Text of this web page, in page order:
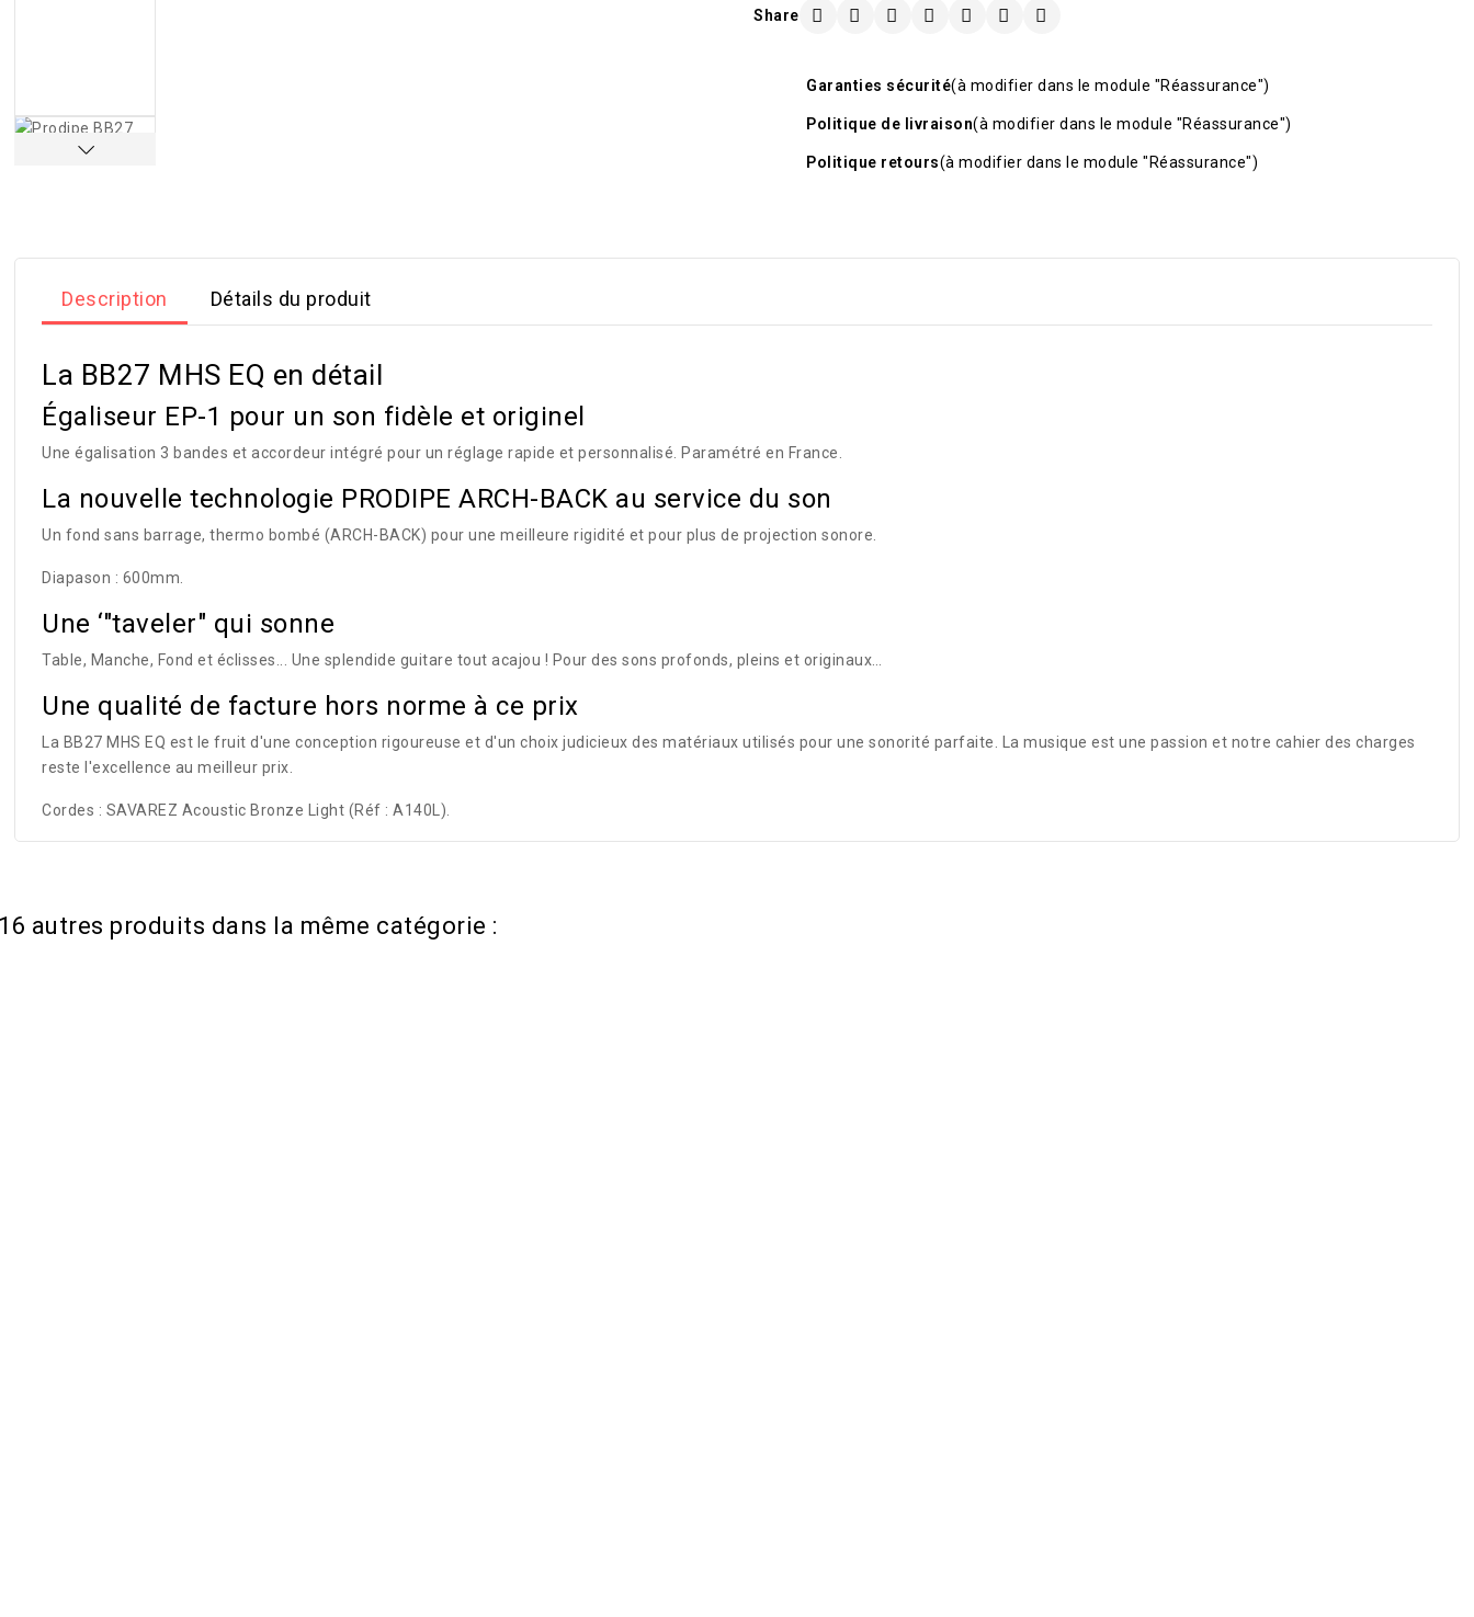
Share
Garanties sécurité(à modifier dans le module "Réassurance")
Politique de livraison(à modifier dans le module "Réassurance")
Politique retours(à modifier dans le module "Réassurance")
Description Détails du produit
La BB27 MHS EQ en détail
Égaliseur EP-1 pour un son fidèle et originel
Une égalisation 3 bandes et accordeur intégré pour un réglage rapide et personnalisé. Paramétré en France.
La nouvelle technologie PRODIPE ARCH-BACK au service du son
Un fond sans barrage, thermo bombé (ARCH-BACK) pour une meilleure rigidité et pour plus de projection sonore.
Diapason : 600mm.
Une ‘"taveler" qui sonne
Table, Manche, Fond et éclisses... Une splendide guitare tout acajou ! Pour des sons profonds, pleins et originaux…
Une qualité de facture hors norme à ce prix
La BB27 MHS EQ est le fruit d'une conception rigoureuse et d'un choix judicieux des matériaux utilisés pour une sonorité parfaite. La musique est une passion et notre cahier des charges
reste l'excellence au meilleur prix.
Cordes : SAVAREZ Acoustic Bronze Light (Réf : A140L).
autres produits dans la même catégorie :